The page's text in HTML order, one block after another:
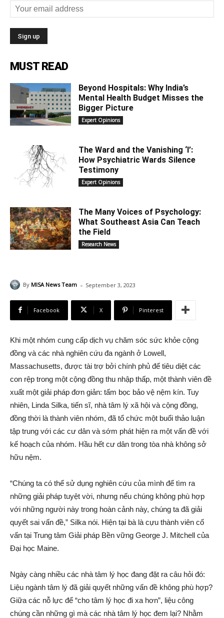
MUST READ
Beyond Hospitals: Why India’s
Mental Health Budget Misses the
Bigger Picture
Expert Opinions
The Ward and the Vanishing ‘I’:
How Psychiatric Wards Silence
Testimony
Expert Opinions
The Many Voices of Psychology:
What Southeast Asia Can Teach
the Field
Research News
By MISA News Team - September 3, 2023
Facebook X Pinterest
Khi một nhóm cung cấp dịch vụ chăm sóc sức khỏe cộng
đồng và các nhà nghiên cứu đa ngành ở Lowell,
Massachusetts, được tài trợ bởi chính phủ để tiêu diệt các
con rệp trong một cộng đồng thu nhập thấp, một thành viên đề
xuất một giải pháp đơn giản: tấm bọc bảo vệ nệm kín. Tuy
nhiên, Linda Silka, tiến sĩ, nhà tâm lý xã hội và cộng đồng,
đồng thời là thành viên nhóm, đã tổ chức một buổi thảo luận
tập trung với các cư dân và sớm phát hiện ra một vấn đề với
kế hoạch của nhóm. Hầu hết cư dân trong tòa nhà không sở
hữu nệm.
“Chúng ta có thể sử dụng nghiên cứu của mình để tìm ra
những giải pháp tuyệt vời, nhưng nếu chúng không phù hợp
với những người này trong hoàn cảnh này, chúng ta đã giải
quyết sai vấn đề,” Silka nói. Hiện tại bà là cựu thành viên cố
vấn tại Trung tâm Giải pháp Bền vững George J. Mitchell của
Đại học Maine.
Ngày càng nhiều các nhà tâm lý học đang đặt ra câu hỏi đó:
Liệu ngành tâm lý đã giải quyết những vấn đề không phù hợp?
Giữa các nỗ lực để “cho tâm lý học đi xa hơn”, liệu công
chúng cần những gì mà các nhà tâm lý học đem lại? Nhằm